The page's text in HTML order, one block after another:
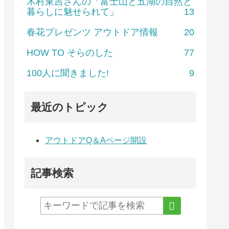
暮らしに魅せられて」
13
春花プレゼンツ アウトドア情報
20
HOW TO そらのした
77
100人に聞きました!
9
最近のトピック
アウトドアQ＆Aページ開設
記事検索